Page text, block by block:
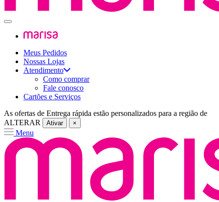
Meus Pedidos
Nossas Lojas
Atendimento
Como comprar
Fale conosco
Cartões e Serviços
As ofertas de Entrega rápida estão personalizados para a região de
ALTERAR
Ativar ×
Menu